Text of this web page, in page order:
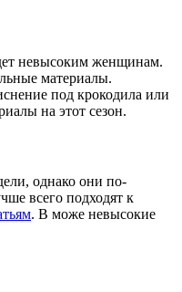
невысоким женщинам.
материалы.
под крокодила или
на этот сезон.
однако они по-
всего подходят к
. В може невысокие